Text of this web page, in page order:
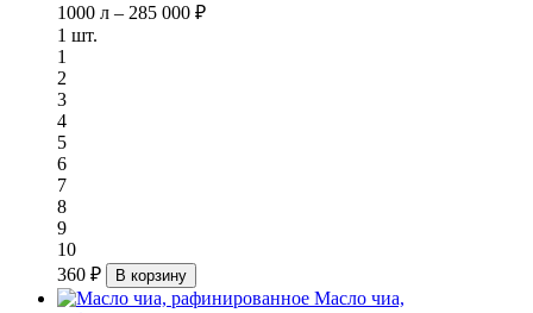
1000 л – 285 000 ₽
1 шт.
1
2
3
4
5
6
7
8
9
10
360 ₽
В корзину
Масло чиа,